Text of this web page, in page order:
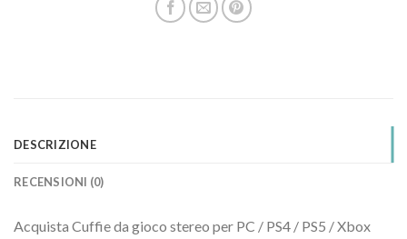
DESCRIZIONE
RECENSIONI (0)
Acquista Cuffie da gioco stereo per PC / PS4 / PS5 / Xbox